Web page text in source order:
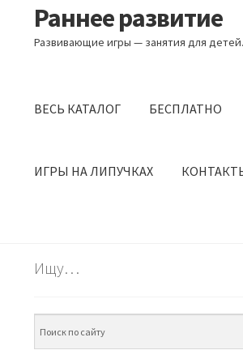
Перейти
к
навигации
Перейти
к
содержимому
Раннее развитие
Развивающие игры — занятия для
ВЕСЬ КАТАЛОГ БЕСПЛАТНО
ИГРЫ НА ЛИПУЧКАХ
Ищу…